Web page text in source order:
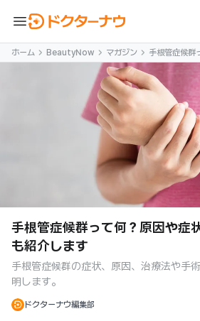
menu
ホーム BeautyNow マガジン
手根管症候群
診断テストも
手根管症候群って何？原因や症
も紹介します
手根管症候群の症状、原因、治療法や手
明します。
ドクターナウ編集部